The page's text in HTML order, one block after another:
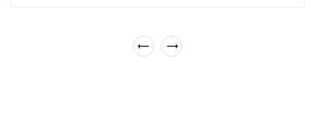
 